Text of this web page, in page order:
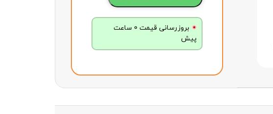
بروزرسانی قیمت 0 ساعت
پیش